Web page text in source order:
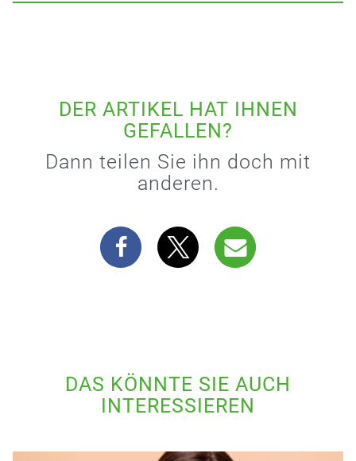
DER ARTIKEL HAT IHNEN
GEFALLEN?
Dann teilen Sie ihn doch mit
anderen.
DAS KÖNNTE SIE AUCH
INTERESSIEREN